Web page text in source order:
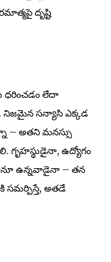
దృష్టి
ధరించడం లేదా
నిజమైన సన్యాసి ఎక్కడ
– అతని మనస్సు
ఉద్యోగం
ఉన్నవాడైనా – తన
సమర్పిస్తే, అతడే